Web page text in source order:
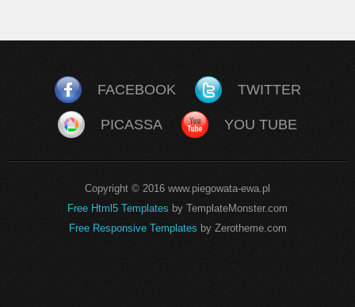
FACEBOOK TWITTER
PICASSA YOU TUBE
Copyright © 2016 www.piegowata-ewa.pl
Free Html5 Templates by TemplateMonster.com
Free Responsive Templates by Zerotheme.com